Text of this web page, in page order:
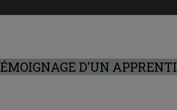
ÉMOIGNAGE D'UN APPRENTI